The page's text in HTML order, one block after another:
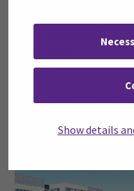
Show details
Lataa
Selaa